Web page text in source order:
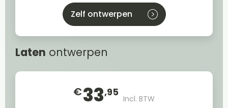
Zelf ontwerpen
Laten ontwerpen
€33,95
Incl. BTW